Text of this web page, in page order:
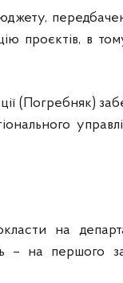
проєктів, в
(Погребняк)
на
– на першого